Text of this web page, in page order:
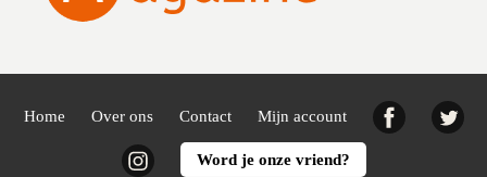
Home Over ons Contact Mijn account Facebook
InstagramWord je onze vriend?